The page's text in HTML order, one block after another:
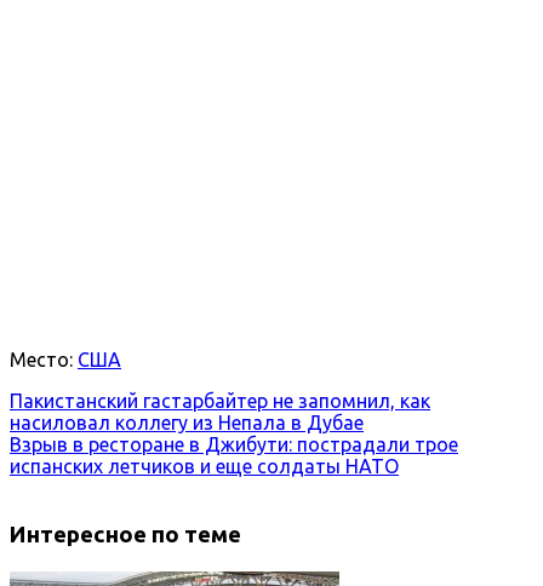
Место: США
Пакистанский гастарбайтер не запомнил, как
насиловал коллегу из Непала в Дубае
Взрыв в ресторане в Джибути: пострадали трое
испанских летчиков и еще солдаты НАТО
Интересное по теме